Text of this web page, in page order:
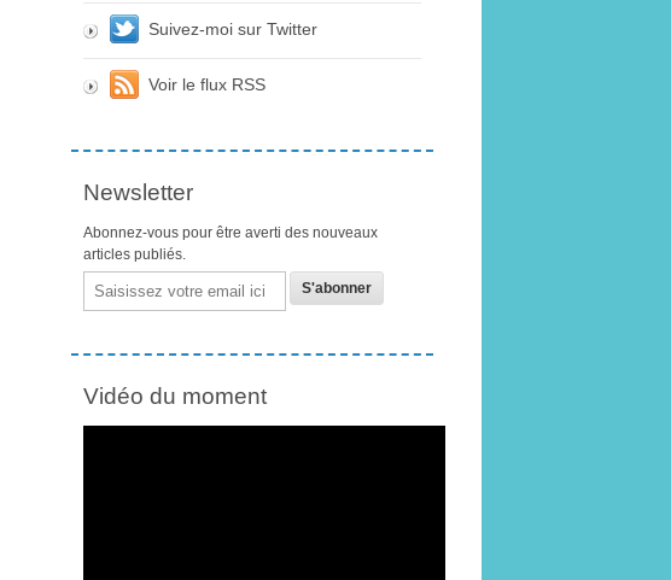
Suivez-moi sur Twitter
Voir le flux RSS
Newsletter
Abonnez-vous pour être averti des nouveaux
articles publiés.
Email
Vidéo du moment